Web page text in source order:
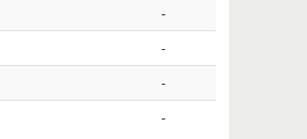
-
-
-
-